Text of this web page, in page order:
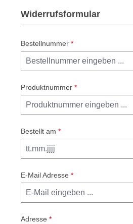
Widerrufsformular
Bestellnummer *
Produktnummer *
Bestellt am *
E-Mail Adresse *
Adresse *